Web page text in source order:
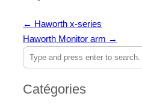
Post
navigation
← Haworth x-series
Haworth Monitor arm →
Catégories